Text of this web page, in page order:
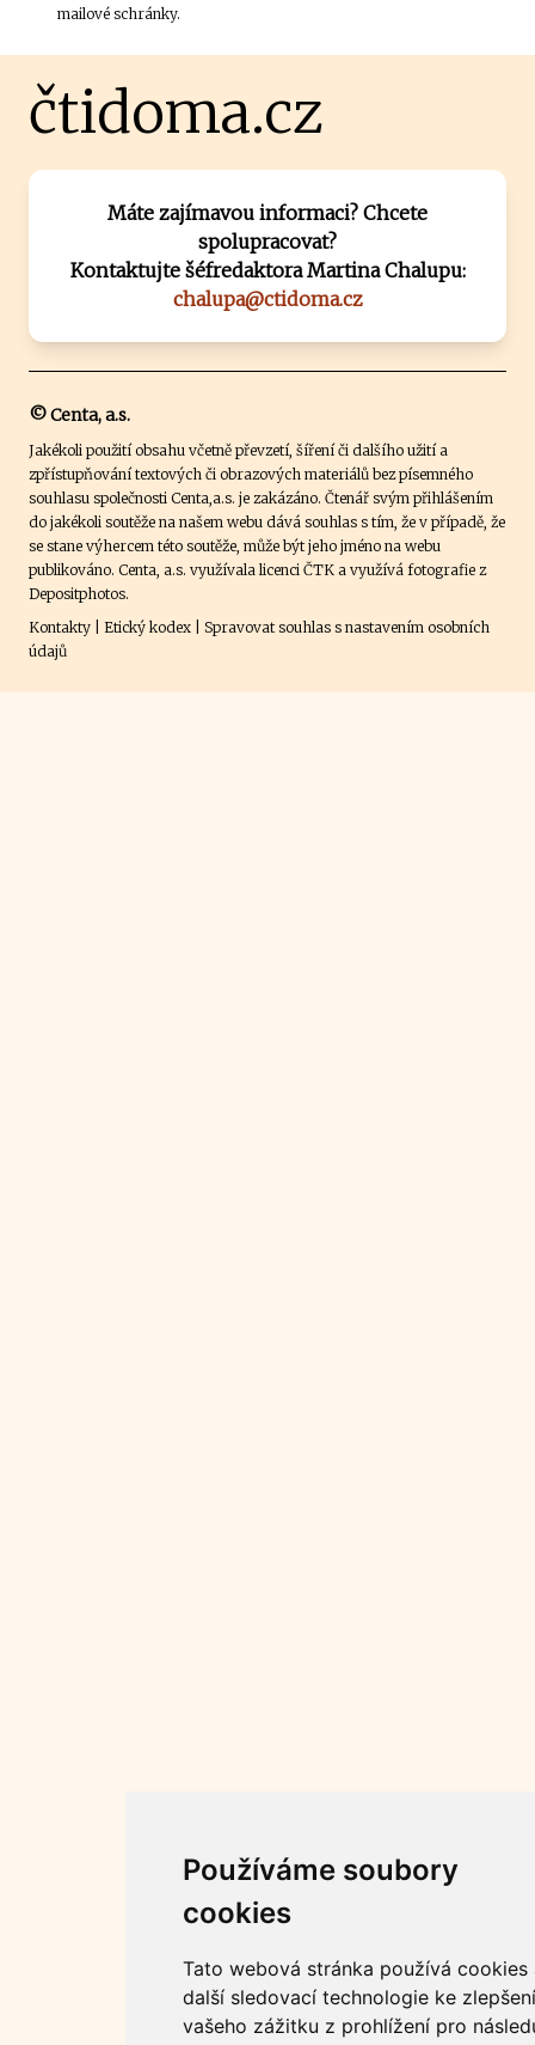
Používáme soubory
cookies
Tato webová stránka používá cookies
další sledovací technologie ke zlepšení
vašeho zážitku z prohlížení pro
mailové schránky.
čtidoma.cz
Máte zajímavou informaci? Chcete
spolupracovat?
Kontaktujte šéfredaktora Martina Chalupu:
chalupa@ctidoma.cz
© Centa, a.s.
Jakékoli použití obsahu včetně převzetí, šíření či dalšího užití a
zpřístupňování textových či obrazových materiálů bez písemného
souhlasu společnosti Centa,a.s. je zakázáno. Čtenář svým přihlášením
do jakékoli soutěže na našem webu dává souhlas s tím, že v případě, že
se stane výhercem této soutěže, může být jeho jméno na webu
publikováno. Centa, a.s. využívala licenci ČTK a využívá fotografie z
Depositphotos.
Kontakty
Etický kodex
Spravovat souhlas s nastavením osobních
údajů